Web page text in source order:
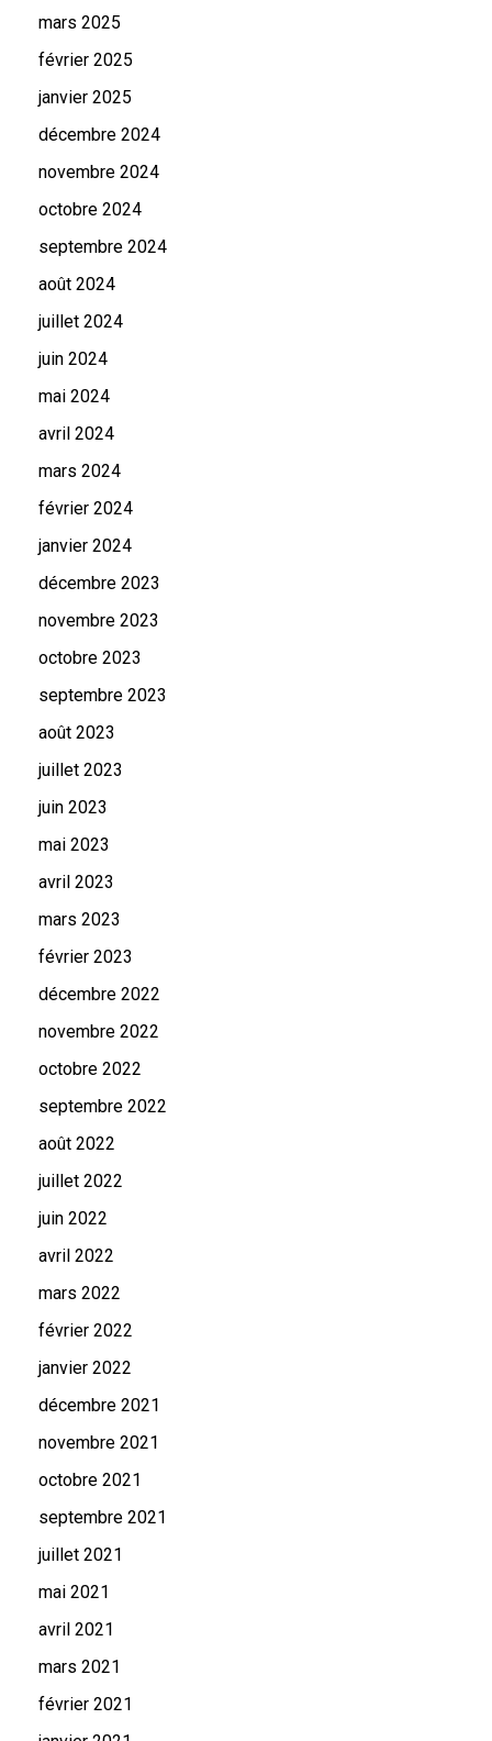
mars 2025
février 2025
janvier 2025
décembre 2024
novembre 2024
octobre 2024
septembre 2024
août 2024
juillet 2024
juin 2024
mai 2024
avril 2024
mars 2024
février 2024
janvier 2024
décembre 2023
novembre 2023
octobre 2023
septembre 2023
août 2023
juillet 2023
juin 2023
mai 2023
avril 2023
mars 2023
février 2023
décembre 2022
novembre 2022
octobre 2022
septembre 2022
août 2022
juillet 2022
juin 2022
avril 2022
mars 2022
février 2022
janvier 2022
décembre 2021
novembre 2021
octobre 2021
septembre 2021
juillet 2021
mai 2021
avril 2021
mars 2021
février 2021